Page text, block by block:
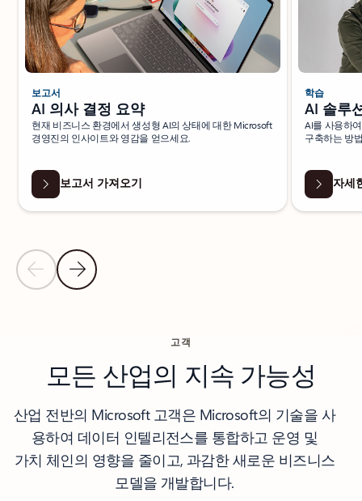
이전 슬라이드다음 슬라이드
보고서
AI 의사 결정 요약
현재 비즈니스 환경에서 생성형 AI의 상태에 대한 Microsoft
경영진의 인사이트와 영감을 얻으세요.
보고서 가져오기
학습
AI 솔루
AI를 사용하
구축하는 방
자세
고객
모든 산업의 지속 가능성
산업 전반의 Microsoft 고객은 Microsoft의 기술을 사
용하여 데이터 인텔리전스를 통합하고 운영 및
가치 체인의 영향을 줄이고, 과감한 새로운 비즈니스
모델을 개발합니다.